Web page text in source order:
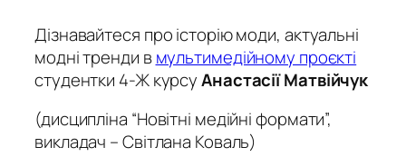
Дізнавайтеся про історію моди, актуальні
модні тренди вмультимедійному проєкті
студентки 4-Ж курсуАнастасії Матвійчук
(дисципліна “Новітні медійні формати”,
викладач – Світлана Коваль)